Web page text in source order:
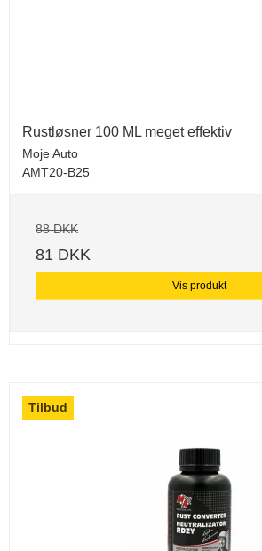
Rustløsner 100 ML meget effektiv
Moje Auto
AMT20-B25
88 DKK
81 DKK
Vis produkt
Tilbud